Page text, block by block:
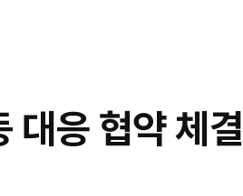
대응 협약 체결